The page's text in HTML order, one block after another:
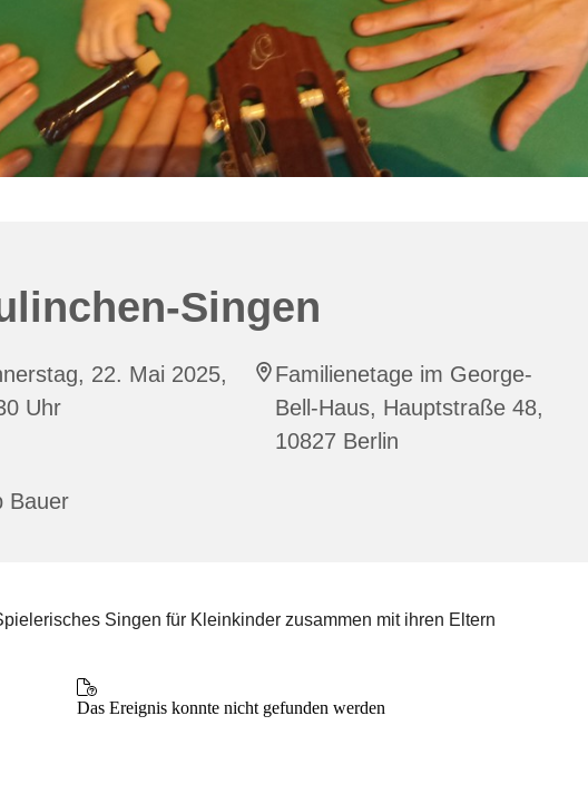
Singen
22. Mai 2025,
Uhr
Familienetage im George-
Bell-Haus, Hauptstraße 48,
10827 Berlin
Bauer
Singen für Kleinkinder zusammen mit ihren Eltern